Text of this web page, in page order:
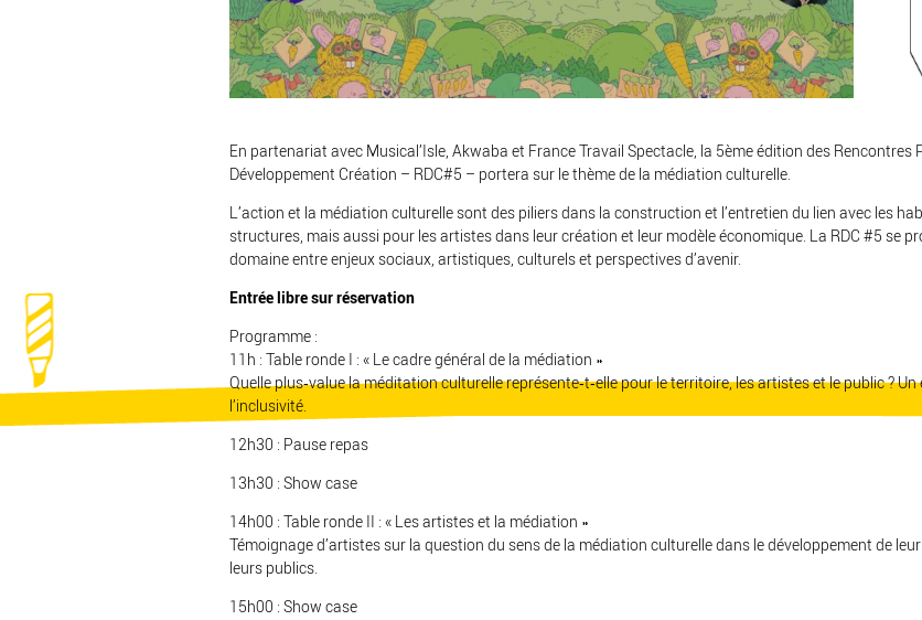
En partenariat avec Musical’Isle, Akwaba et France Travail Spectacle, la 5ème édition des Rencontres
Développement Création – RDC#5 – portera sur le thème de la médiation culturelle.
L’action et la médiation culturelle sont des piliers dans la construction et l’entretien du lien avec les
structures, mais aussi pour les artistes dans leur création et leur modèle économique. La RDC #5 se
domaine entre enjeux sociaux, artistiques, culturels et perspectives d’avenir.
Entrée libre sur réservation
Programme :
11h : Table ronde I : « Le cadre général de la médiation »
Quelle plus‐value la méditation culturelle représente‐t‐elle pour le territoire, les artistes et le public ?
l’inclusivité.
12h30 : Pause repas
13h30 : Show case
14h00 : Table ronde II : « Les artistes et la médiation »
Témoignage d’artistes sur la question du sens de la médiation culturelle dans le développement de
leurs publics.
15h00 : Show case